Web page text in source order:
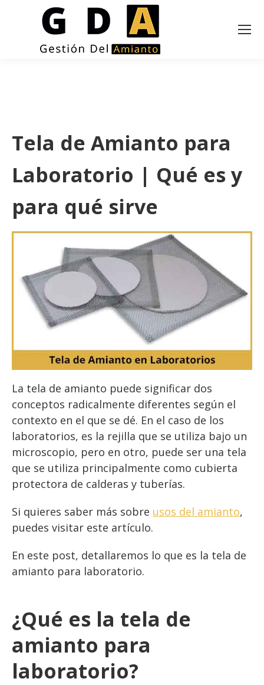
Tela de Amianto para
Laboratorio | Qué es y
para qué sirve
La tela de amianto puede significar dos
conceptos radicalmente diferentes según el
contexto en el que se dé. En el caso de los
laboratorios, es la rejilla que se utiliza bajo un
microscopio, pero en otro, puede ser una tela
que se utiliza principalmente como cubierta
protectora de calderas y tuberías.
Si quieres saber más sobre usos del amianto,
puedes visitar este artículo.
En este post, detallaremos lo que es la tela de
amianto para laboratorio.
¿Qué es la tela de
amianto para
laboratorio?